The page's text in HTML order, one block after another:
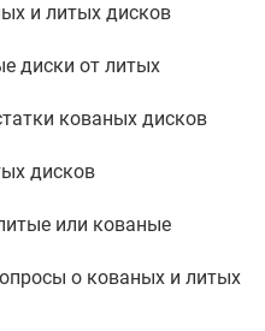
и литых дисков
диски от литых
кованых дисков
дисков
или кованые
о кованых и литых